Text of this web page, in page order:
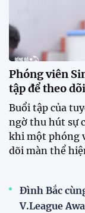
HLV Văn
CLB Sông
mới
Tiền đạo
Nhật Bản thi
ĐKVĐ Cúp
Nam